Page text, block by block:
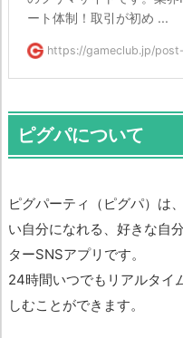
ート体制！取引が初め ...
https://gameclub.jp/
ピグパについて
ピグパーティ（ピグパ）は
い自分になれる、好きな自
ターSNSアプリです。
24時間いつでもリアルタイ
しむことができます。